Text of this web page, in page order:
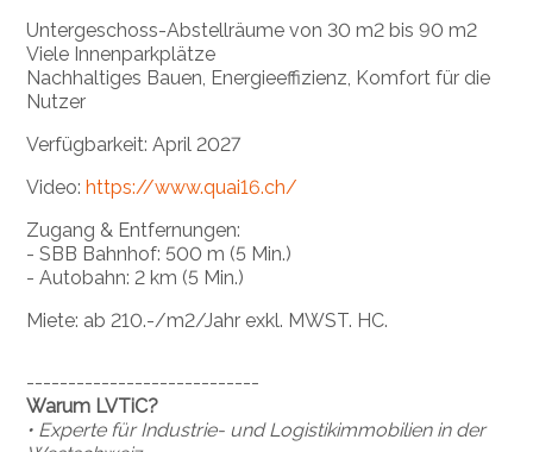
Untergeschoss-Abstellräume von 30 m2 bis 90 m2
Viele Innenparkplätze
Nachhaltiges Bauen, Energieeffizienz, Komfort für die
Nutzer
Verfügbarkeit: April 2027
Video:https://www.quai16.ch/
Zugang & Entfernungen:
- SBB Bahnhof: 500 m (5 Min.)
- Autobahn: 2 km (5 Min.)
Miete: ab 210.-/m2/Jahr exkl. MWST. HC.
----------------------------
Warum LVTiC?
• Experte für Industrie- und Logistikimmobilien in der